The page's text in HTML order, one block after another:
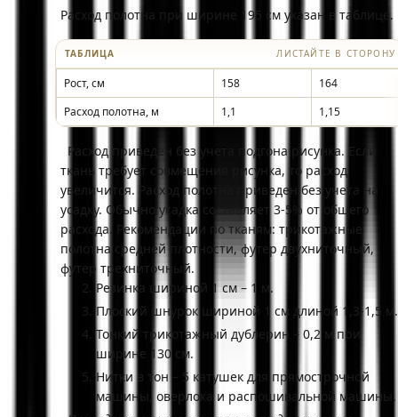
Расход полотна при ширине 195 см указан в
ТАБЛИЦА ЛИСТАЙТЕ В СТОРОНУ
Рост, см 158
164
Расход полотна, м
1,1 1,15
Расход приведен без учета подгона рисунка. Если
ткань требует совмещения рисунка, то расход
увеличится. Расход полотна приведен без учета на
усадку. Обычно усадка составляет 3-5% от общего
расхода. Рекомендации по тканям: трикотажные
полотна средней плотности, футер двухниточный,
футер трехниточный.
Резинка шириной 1 см – 1 м.
Плоский шнурок шириной 1 см длиной 1,3-1,5 м.
Тонкий трикотажный дублерин – 0,2 м при
ширине 130 см.
Нитки в тон – 5 катушек для прямострочной
машины, оверлока и распошивальной машины.